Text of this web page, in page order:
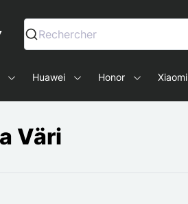
älypuhelimille ja tableteille
Rechercher
Huawei Honor Xiaomi
Väri